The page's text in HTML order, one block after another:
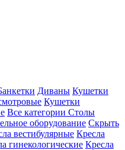
Диваны Кушетки
Кушетки
Все категории Столы
оборудование Скрыть
вестибулярные Кресла
гинекологические Кресла